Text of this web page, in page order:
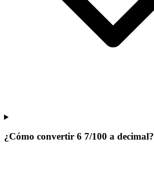
¿Cómo convertir 6 7/100 a decimal?